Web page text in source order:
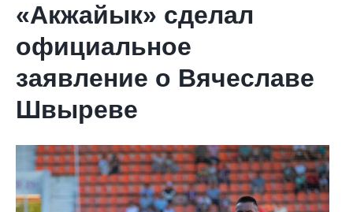
«Акжайык» сделал
официальное
заявление о Вячеславе
Швыреве